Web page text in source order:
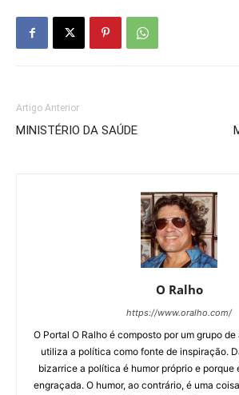
Artigo Anterior
MINISTÉRIO DA SAÚDE
O Ralho
https://www.oralho.com/
O Portal O Ralho é composto por um grupo
utiliza a política como fonte de inspiração.
bizarrice a política é humor próprio e porque
engraçada. O humor, ao contrário, é uma